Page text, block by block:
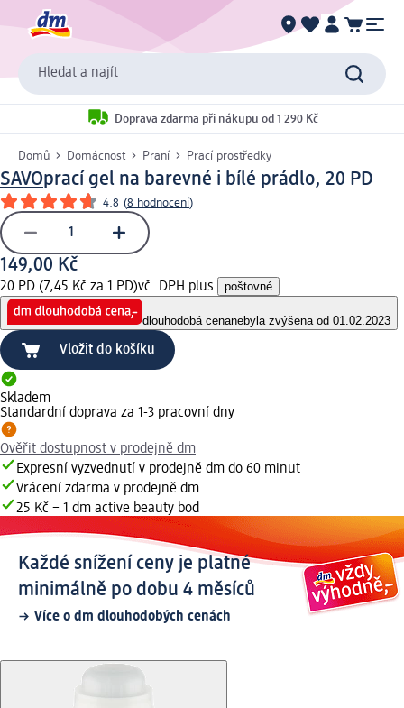
Hledat a najít
Doprava zdarma při nákupu od 1 290 Kč
Domů Domácnost Praní Prací prostředky
SAVOprací gel na barevné i bílé prádlo, 20 PD
4.8 (8 hodnocení)
149,00 Kč
20 PD (7,45 Kč za 1 PD)vč. DPH plus poštovné
dlouhodobá cenanebyla zvýšena od 01.02.2023
Vložit do košíku
Skladem
Standardní doprava za 1-3 pracovní dny
Ověřit dostupnost v prodejně dm
Expresní vyzvednutí v prodejně dm do 60 minut
Vrácení zdarma v prodejně dm
25 Kč = 1 dm active beauty bod
Každé snížení ceny je platné
minimálně po dobu 4 měsíců
Více o dm dlouhodobých cenách